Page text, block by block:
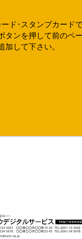
ド･スタンプカード
タンを押して前のペ
して下さい。